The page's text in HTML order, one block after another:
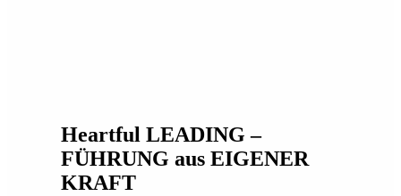
Heartful LEADING –
FÜHRUNG aus EIGENER
KRAFT